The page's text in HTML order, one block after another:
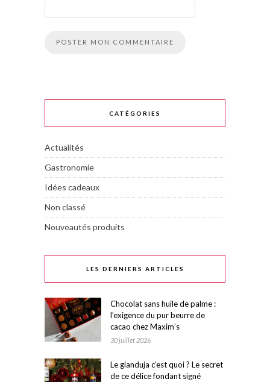
CATÉGORIES
Actualités
Gastronomie
Idées cadeaux
Non classé
Nouveautés produits
LES DERNIERS ARTICLES
Chocolat sans huile de palme :
l’exigence du pur beurre de
cacao chez Maxim’s
30 juillet 2026
Le gianduja c’est quoi ? Le secret
de ce délice fondant signé